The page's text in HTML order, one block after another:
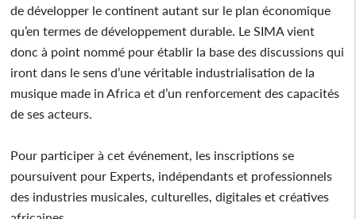
de développer le continent autant sur le plan économique
qu’en termes de développement durable. Le SIMA vient
donc à point nommé pour établir la base des discussions qui
iront dans le sens d’une véritable industrialisation de la
musique made in Africa et d’un renforcement des capacités
de ses acteurs.
Pour participer à cet événement, les inscriptions se
poursuivent pour Experts, indépendants et professionnels
des industries musicales, culturelles, digitales et créatives